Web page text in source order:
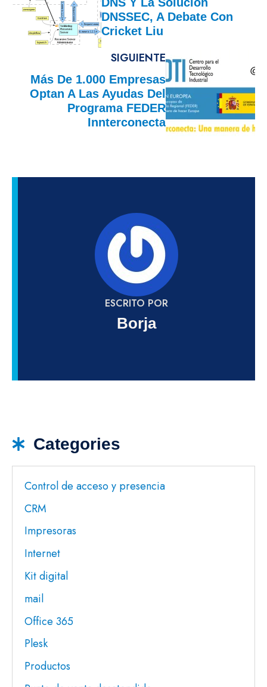
DNSSEC, A Debate Con
Cricket Liu
SIGUIENTE
Más De 1.000 Empresas
Optan A Las Ayudas Del
Programa FEDER
Innterconecta
ESCRITO POR
Borja
Categories
Control de acceso y presencia
CRM
Impresoras
Internet
Kit digital
mail
Office 365
Plesk
Productos